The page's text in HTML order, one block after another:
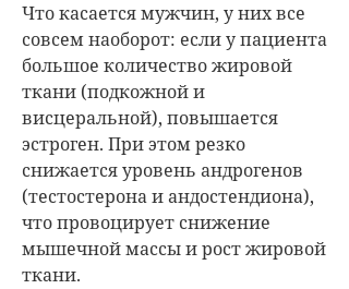
Что касается мужчин, у них все
совсем наоборот: если у пациента
большое количество жировой
ткани (подкожной и
висцеральной), повышается
эстроген. При этом резко
снижается уровень андрогенов
(тестостерона и андостендиона),
что провоцирует снижение
мышечной массы и рост жировой
ткани.